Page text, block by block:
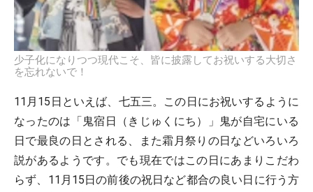
少子化になりつつ現代こそ、皆に披露してお祝いする大切さ
を忘れないで！
11月15日といえば、七五三。この日にお祝いするように
なったのは「鬼宿日（きじゅくにち）」鬼が自宅にいる
日で最良の日とされる、また霜月祭りの日などいろいろ
説があるようです。でも現在ではこの日にあまりこだわ
らず、11月15日の前後の祝日など都合の良い日に行う方